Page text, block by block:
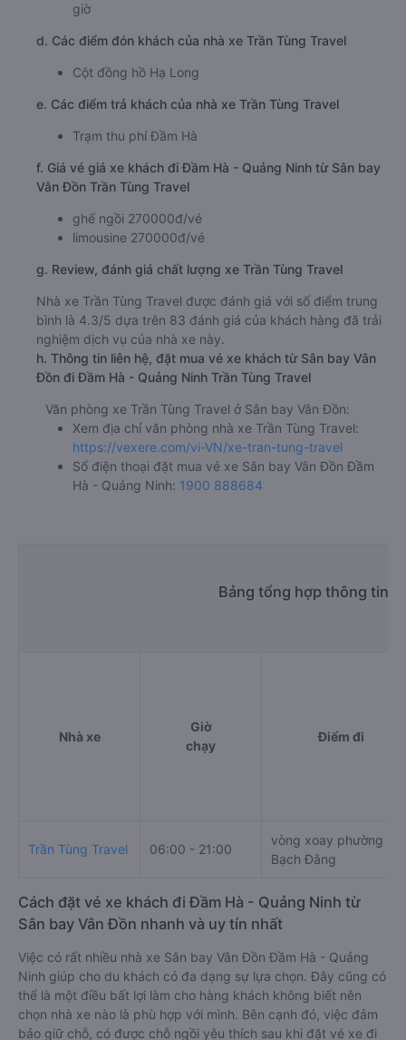
giờ
d. Các điểm đón khách của nhà xe Trần Tùng Travel
Cột đồng hồ Hạ Long
e. Các điểm trả khách của nhà xe Trần Tùng Travel
Trạm thu phí Đầm Hà
f. Giá vé giá xe khách đi Đầm Hà - Quảng Ninh từ Sân bay
Vân Đồn Trần Tùng Travel
ghế ngồi 270000đ/vé
limousine 270000đ/vé
g. Review, đánh giá chất lượng xe Trần Tùng Travel
Nhà xe Trần Tùng Travel được đánh giá với số điểm trung
bình là 4.3/5 dựa trên 83 đánh giá của khách hàng đã trải
nghiệm dịch vụ của nhà xe này.
h. Thông tin liên hệ, đặt mua vé xe khách từ Sân bay Vân
Đồn đi Đầm Hà - Quảng Ninh Trần Tùng Travel
Văn phòng xe Trần Tùng Travel ở Sân bay Vân Đồn:
Xem địa chỉ văn phòng nhà xe Trần Tùng Travel:
https://vexere.com/vi-VN/xe-tran-tung-travel
Số điện thoại đặt mua vé xe Sân bay Vân Đồn Đầm
Hà - Quảng Ninh: 1900 888684
Bảng tổng hợp thông tin
Nhà xe
Giờ
chạy
Điểm đi
Trần Tùng Travel 06:00 - 21:00
vòng xoay phường
Bạch Đằng
Cách đặt vé xe khách đi Đầm Hà - Quảng Ninh từ
Sân bay Vân Đồn nhanh và uy tín nhất
Việc có rất nhiều nhà xe Sân bay Vân Đồn Đầm Hà - Quảng
Ninh giúp cho du khách có đa dạng sự lựa chọn. Đây cũng có
thể là một điều bất lợi làm cho hàng khách không biết nên
chọn nhà xe nào là phù hợp với mình. Bên cạnh đó, việc đảm
bảo giữ chỗ, có được chỗ ngồi yêu thích sau khi đặt vé xe đi